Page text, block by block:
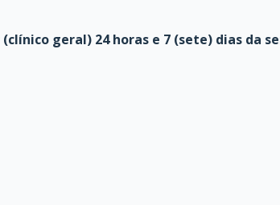
geral) 24 horas e 7 (sete) dias da